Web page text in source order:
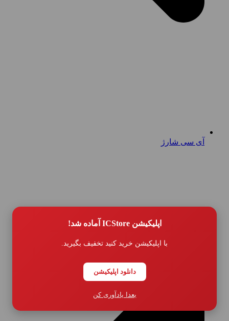
آی سی شارژ
اپلیکیشن ICStore آماده شد!
با اپلیکیشن خرید کنید تخفیف بگیرید.
دانلود اپلیکیشن
بعدا یادآوری کن